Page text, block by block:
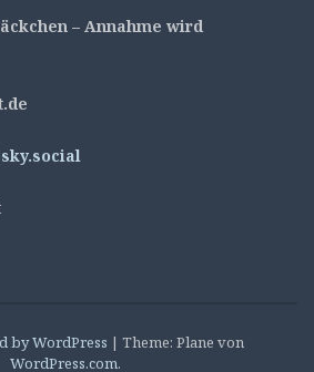
– Annahme wird
by WordPress | Theme: Plane von
WordPress.com.